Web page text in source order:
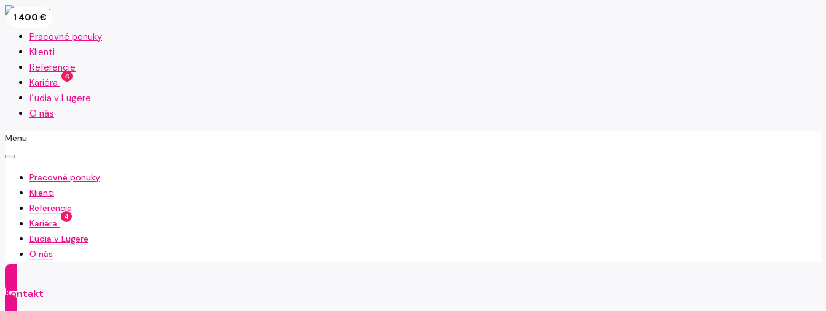
Pracovné ponuky
Klienti
Referencie
Kariéra
4
Ľudia v Lugere
O nás
Menu
Pracovné ponuky
Klienti
Referencie
Kariéra
4
Ľudia v Lugere
O nás
Kontakt
1 390 €
1 500 €
1 500 €
1 250 €
1 400 €